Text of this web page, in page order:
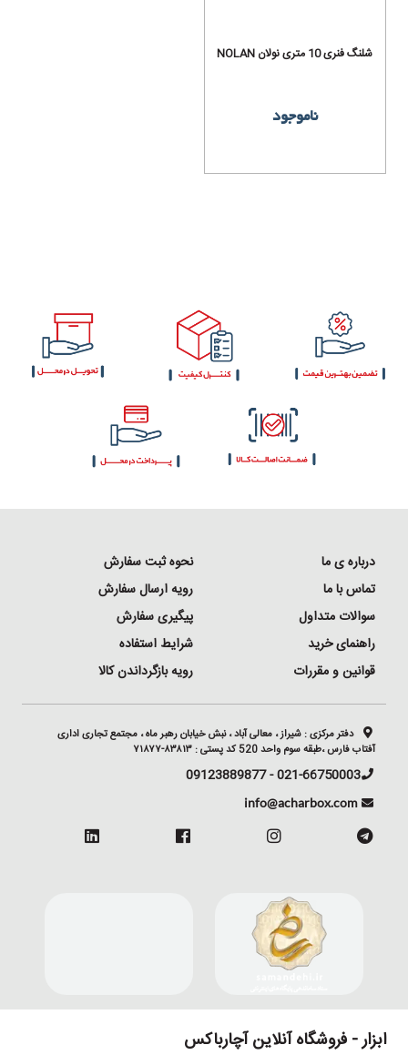
شلنگ فنری 10 متری نولان NOLAN
ناموجود
درباره ی ما
تماس با ما
سوالات متداول
راهنمای خرید
قوانین و مقررات
نحوه ثبت سفارش
رویه ارسال سفارش
پیگیری سفارش
شرایط استفاده
رویه بازگرداندن کالا
دفتر مرکزی : شیراز ، معالی آباد ، نبش خیابان رهبر ماه ، مجتمع تجاری اداری
آفتاب فارس ،طبقه سوم واحد 520 کد پستی : ۸۳۸۱۳-۷۱۸۷۷
021-66750003 - 09123889877
info@acharbox.com
ابزار - فروشگاه آنلاین آچارباکس